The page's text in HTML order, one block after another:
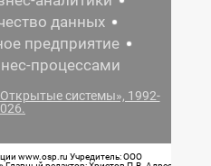
данных
предприятие
процессами
системы», 1992-
www.osp.ru Учредитель: ООО